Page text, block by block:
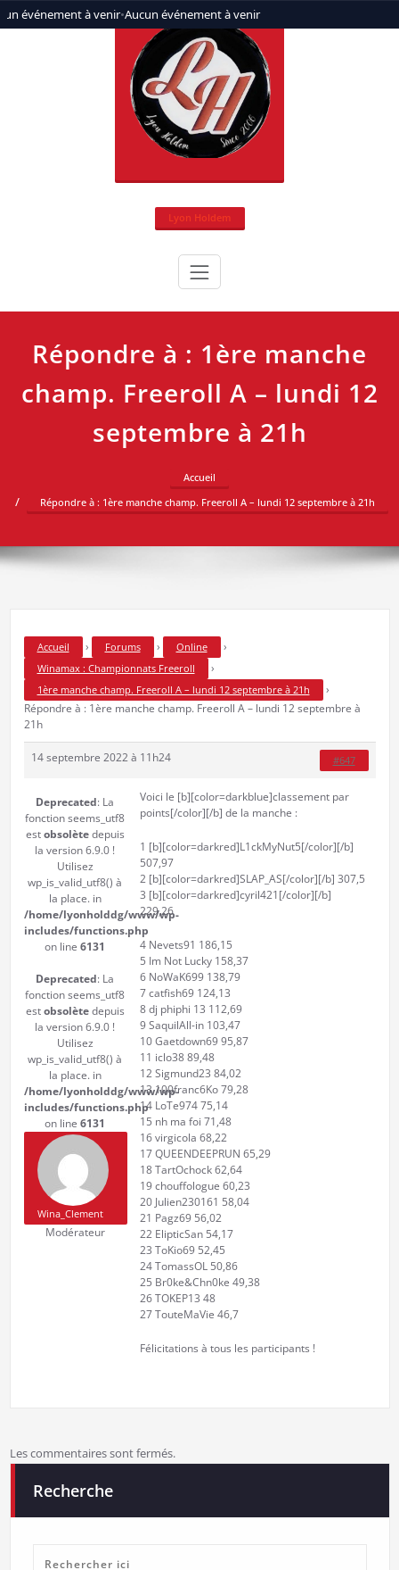
événement à venir•Aucun événement à venir
Aller
au
Lyon Holdem
Répondre à : 1ère manche
champ. Freeroll A – lundi 12
septembre à 21h
Accueil
Répondre à : 1ère manche champ. Freeroll A – lundi 12 septembre à 21h
Accueil › Forums › Online ›
Winamax : Championnats Freeroll ›
1ère manche champ. Freeroll A – lundi 12 septembre à 21h
›
Répondre à : 1ère manche champ. Freeroll A – lundi 12 septembre à
21h
14 septembre 2022 à 11h24 #647
Deprecated: La
fonction seems_utf8
estobsolètedepuis
la version 6.9.0 !
Utilisez
wp_is_valid_utf8() à
la place. in
/home/lyonholddg/www/wp-
includes/functions.php
on line 6131
Deprecated: La
fonction seems_utf8
estobsolètedepuis
la version 6.9.0 !
Utilisez
wp_is_valid_utf8() à
la place. in
/home/lyonholddg/www/wp-
includes/functions.php
on line 6131
Wina_Clement
Modérateur
Voici le [b][color=darkblue]classement par
points[/color][/b] de la manche :
1 [b][color=darkred]L1ckMyNut5[/color][/b]
507,97
2 [b][color=darkred]SLAP_AS[/color][/b] 307,5
3 [b][color=darkred]cyril421[/color][/b]
229,26
4 Nevets91 186,15
5 Im Not Lucky 158,37
6 NoWaK699 138,79
7 catfish69 124,13
8 dj phiphi 13 112,69
9 SaquilAll-in 103,47
10 Gaetdown69 95,87
11 iclo38 89,48
12 Sigmund23 84,02
13 100franc6Ko 79,28
14 LoTe974 75,14
15 nh ma foi 71,48
16 virgicola 68,22
17 QUEENDEEPRUN 65,29
18 TartOchock 62,64
19 chouffologue 60,23
20 Julien230161 58,04
21 Pagz69 56,02
22 ElipticSan 54,17
23 ToKio69 52,45
24 TomassOL 50,86
25 Br0ke&Chn0ke 49,38
26 TOKEP13 48
27 TouteMaVie 46,7
Félicitations à tous les participants !
Les commentaires sont fermés.
Recherche